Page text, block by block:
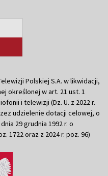
Polskiej S.A. w likwidacji,
określonej w art. 21 ust. 1
i telewizji (Dz. U. z 2022 r.
udzielenie dotacji celowej, o
29 grudnia 1992 r. o
1722 oraz z 2024 r. poz. 96)